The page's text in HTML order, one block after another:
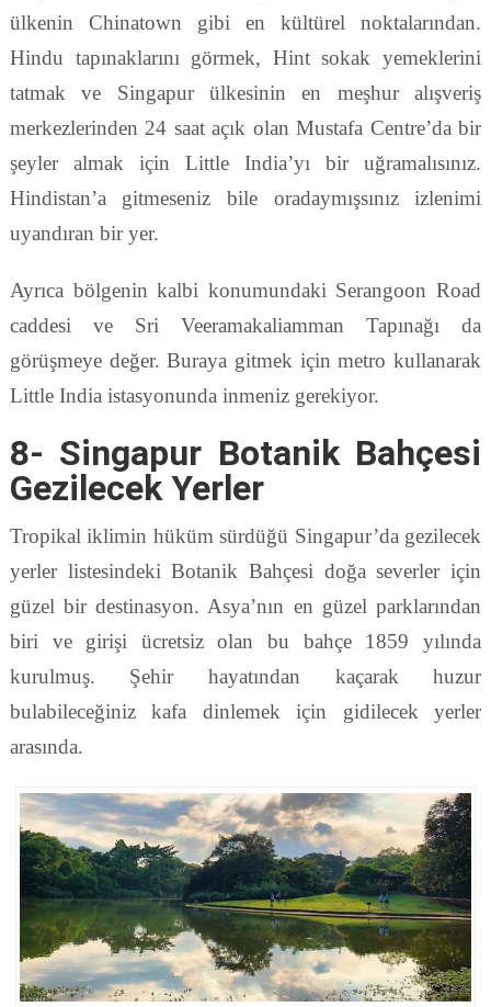
ülkenin Chinatown gibi en kültürel noktalarından.
Hindu tapınaklarını görmek, Hint sokak yemeklerini
tatmak ve Singapur ülkesinin en meşhur alışveriş
merkezlerinden 24 saat açık olan Mustafa Centre’da bir
şeyler almak için Little India’yı bir uğramalısınız.
Hindistan’a gitmeseniz bile oradaymışsınız izlenimi
uyandıran bir yer.
Ayrıca bölgenin kalbi konumundaki Serangoon Road
caddesi ve Sri Veeramakaliamman Tapınağı da
görüşmeye değer. Buraya gitmek için metro kullanarak
Little India istasyonunda inmeniz gerekiyor.
8- Singapur Botanik Bahçesi
Gezilecek Yerler
Tropikal iklimin hüküm sürdüğü Singapur’da gezilecek
yerler listesindeki Botanik Bahçesi doğa severler için
güzel bir destinasyon. Asya’nın en güzel parklarından
biri ve girişi ücretsiz olan bu bahçe 1859 yılında
kurulmuş. Şehir hayatından kaçarak huzur
bulabileceğiniz kafa dinlemek için gidilecek yerler
arasında.